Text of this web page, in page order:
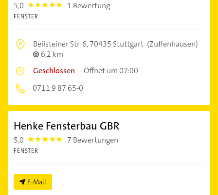
5,0 5.0 1 Bewertung
FENSTER
Beilsteiner Str. 6,70435 Stuttgart (Zuffenhausen)
6,2 km
Geschlossen –Öffnet um 07:00
0711 9 87 65-0
Henke Fensterbau GBR
5,0 5.0 7 Bewertungen
FENSTER
E-Mail